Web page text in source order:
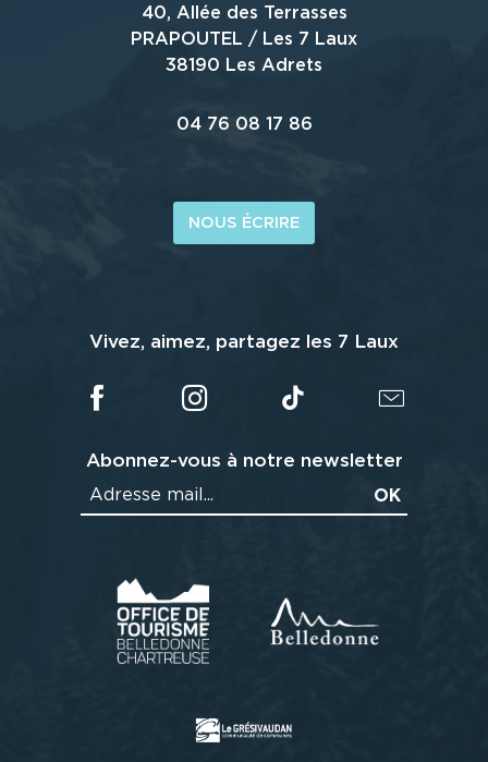
40, Allée des Terrasses
PRAPOUTEL / Les 7 Laux
38190 Les Adrets
04 76 08 17 86
NOUS ÉCRIRE
Vivez, aimez, partagez les 7 Laux
Abonnez-vous à notre newsletter